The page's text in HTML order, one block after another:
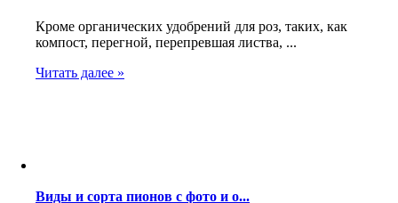
Кроме органических удобрений для роз, таких, как
компост, перегной, перепревшая листва, ...
Читать далее »
Виды и сорта пионов с фото и о...